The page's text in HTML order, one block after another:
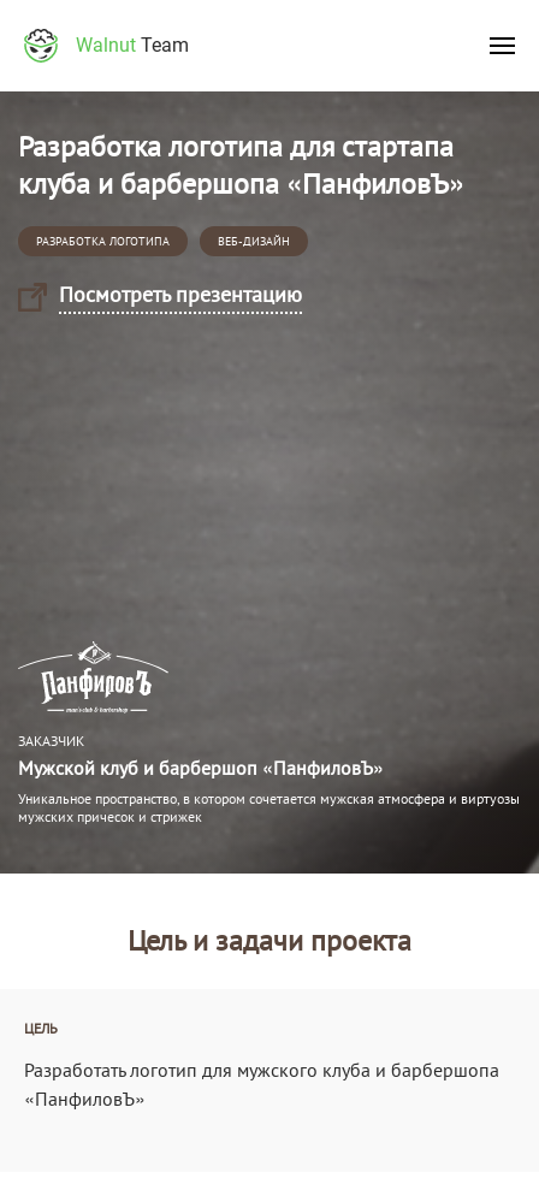
Walnut Team
Разработка логотипа для стартапа
клуба и барбершопа «ПанфиловЪ»
РАЗРАБОТКА ЛОГОТИПА ВЕБ-ДИЗАЙН
Посмотреть презентацию
ЗАКАЗЧИК
Мужской клуб и барбершоп «ПанфиловЪ»
Уникальное пространство, в котором сочетается мужская атмосфера и виртуозы
мужских причесок и стрижек
Цель и задачи проекта
ЦЕЛЬ
Разработать логотип для мужского клуба и барбершопа
«ПанфиловЪ»